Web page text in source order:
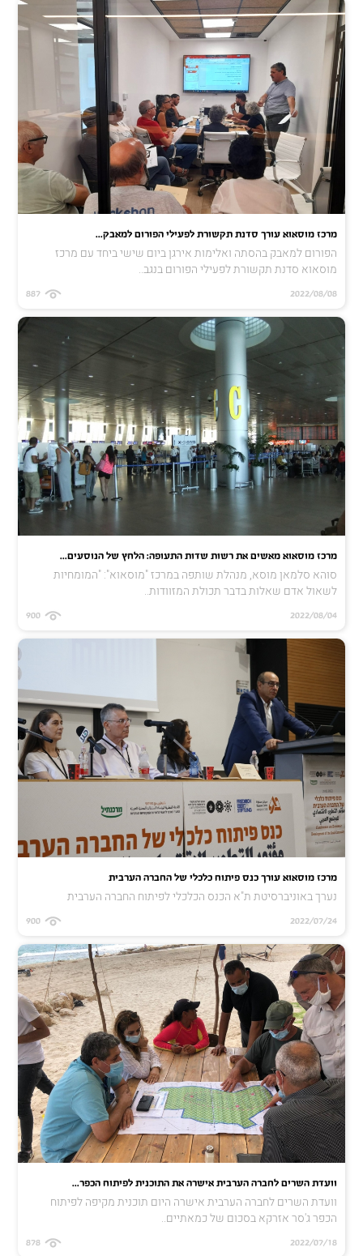
מרכז מוסאוא עורך סדנת תקשורת לפעילי הפורום למאבק...
הפורום למאבק בהסתה ואלימות אירגן ביום שישי ביחד עם מרכז
מוסאוא סדנת תקשורת לפעילי הפורום בנגב..
2022/08/08
מרכז מוסאוא מאשים את רשות שדות התעופה: הלחץ של הנוסעים...
סוהא סלמאן מוסא, מנהלת שותפה במרכז "מוסאוא": "המומחיות
לשאול אדם שאלות בדבר תכולת המזוודות..
2022/08/04
מרכז מוסאוא עורך כנס פיתוח כלכלי של החברה הערבית
נערך באוניברסיטת ת"א הכנס הכלכלי לפיתוח החברה הערבית
2022/07/24
וועדת השרים לחברה הערבית אישרה את התוכנית לפיתוח הכפר...
וועדת השרים לחברה הערבית אישרה היום תוכנית מקיפה לפיתוח
הכפר ג'סר אזרקא בסכום של כמאתיים..
2022/07/18